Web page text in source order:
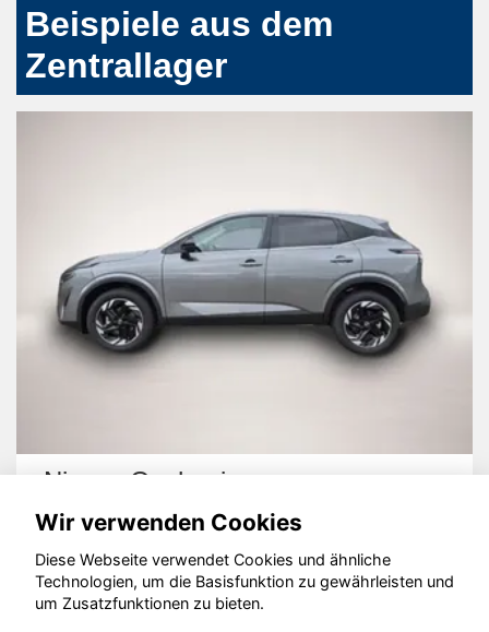
Beispiele aus dem
Zentrallager
Nissan Qashqai
© konjunkturmotor.de GmbH 2020 - 2026
Wir verwenden Cookies
Diese Webseite verwendet Cookies und ähnliche
Technologien, um die Basisfunktion zu gewährleisten und
um Zusatzfunktionen zu bieten.